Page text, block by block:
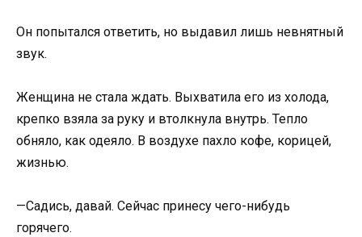
Он попытался ответить, но выдавил лишь невнятный
звук.
Женщина не стала ждать. Выхватила его из холода,
крепко взяла за руку и втолкнула внутрь. Тепло
обняло, как одеяло. В воздухе пахло кофе, корицей,
жизнью.
—Садись, давай. Сейчас принесу чего-нибудь
горячего.